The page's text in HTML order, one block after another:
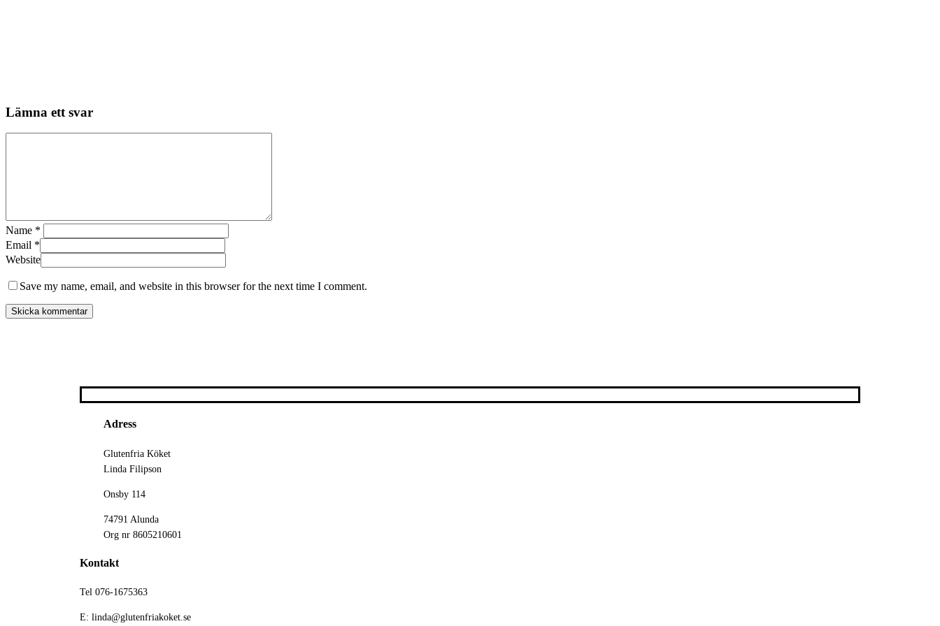
Lämna ett svar
Name *
Email *
Website
Save my name, email, and website in this browser for the next time I comment.
Adress
Glutenfria Köket
Linda Filipson
Onsby 114
74791 Alunda
Org nr 8605210601
Kontakt
Tel 076-1675363
E: linda@glutenfriakoket.se